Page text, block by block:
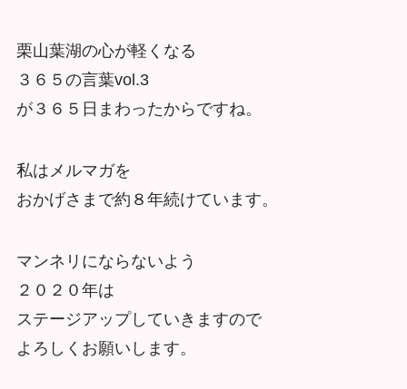
栗山葉湖の心が軽くなる
３６５の言葉vol.3
が３６５日まわったからですね。
私はメルマガを
おかげさまで約８年続けています。
マンネリにならないよう
２０２０年は
ステージアップしていきますので
よろしくお願いします。